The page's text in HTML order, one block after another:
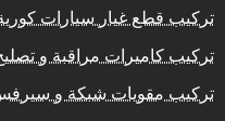
تركيب قطع غيار سيارات
تركيب كاميرات مراقبة و
تركيب مقويات شبكة و سيرفس